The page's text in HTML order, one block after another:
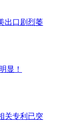
出口剧烈萎
显！
关专利已突